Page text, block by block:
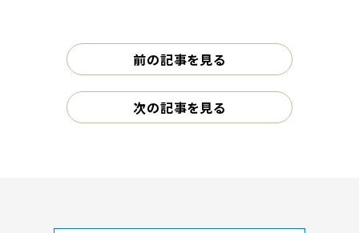
前の記事を見る
次の記事を見る